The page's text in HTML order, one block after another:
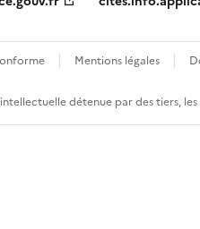
Mentions légales
détenue par des tiers,